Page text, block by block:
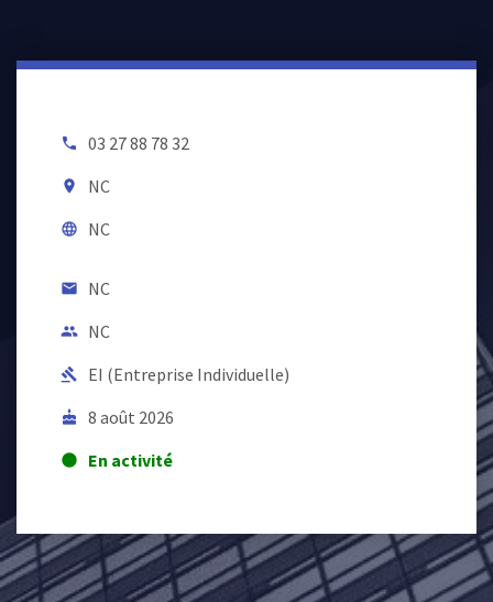
local_phone 03 27 88 78 32
room NC
language NC
email NC
people NC
gavel EI (Entreprise Individuelle)
cake 8 août 2026
lens En activité